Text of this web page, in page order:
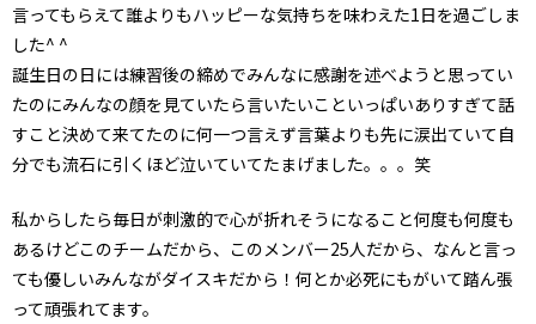
言ってもらえて誰よりもハッピーな気持ちを味わえた1日を過ごしま
した^ ^
誕生日の日には練習後の締めでみんなに感謝を述べようと思ってい
たのにみんなの顔を見ていたら言いたいこといっぱいありすぎて話
すこと決めて来てたのに何一つ言えず言葉よりも先に涙出ていて自
分でも流石に引くほど泣いていてたまげました。。。笑
私からしたら毎日が刺激的で心が折れそうになること何度も何度も
あるけどこのチームだから、このメンバー25人だから、なんと言っ
ても優しいみんながダイスキだから！何とか必死にもがいて踏ん張
って頑張れてます。